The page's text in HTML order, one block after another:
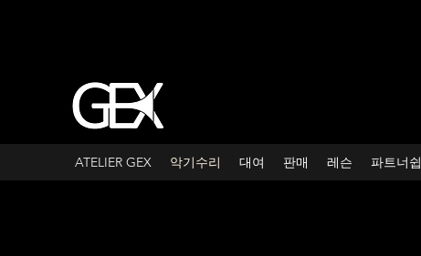
ATELIER GEX 악기수리 대여 판매 레슨 파트너쉽